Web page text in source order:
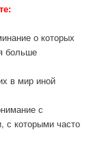
о которых
больше
в мир иной
с
с которыми часто